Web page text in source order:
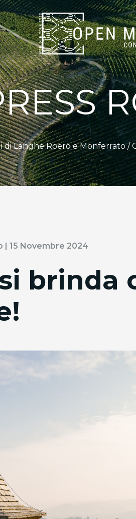
di Langhe Roero e Monferrato/
| 15 Novembre 2024
brinda